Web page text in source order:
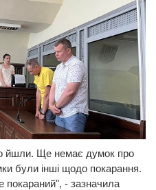
йшли. Ще немає думок про
були інші щодо покарання.
- зазначила